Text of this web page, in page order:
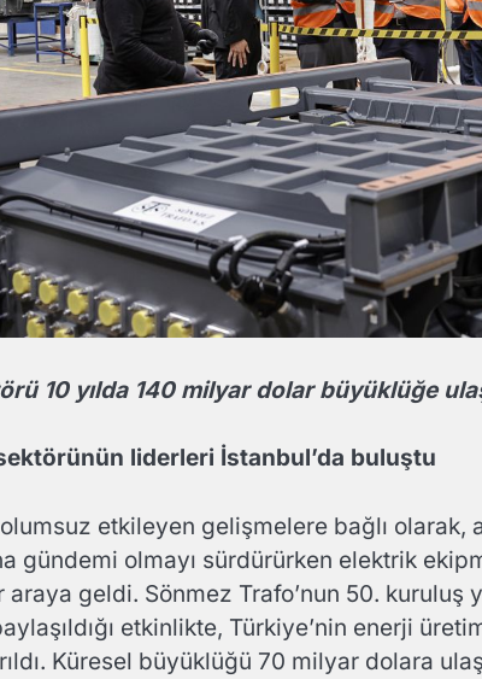
10 yılda 140 milyar dolar büyüklüğe
liderleri İstanbul’da buluştu
etkileyen gelişmelere bağlı olarak,
gündemi olmayı sürdürürken elektrik
geldi. Sönmez Trafo’nun 50. kuruluş
etkinlikte, Türkiye’nin enerji
Küresel büyüklüğü 70 milyar dolara